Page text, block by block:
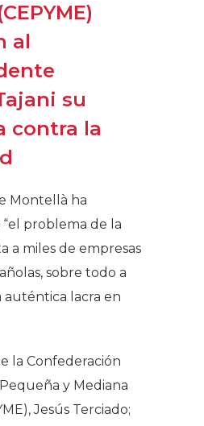
al
su
contra la
Montellà ha
problema de la
a miles de empresas
sobre todo a
auténtica lacra en
la Confederación
y Mediana
Jesús Terciado;